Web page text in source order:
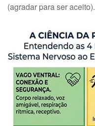
(agradar para ser aceito).